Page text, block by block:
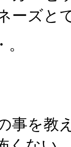
ーズと
を教